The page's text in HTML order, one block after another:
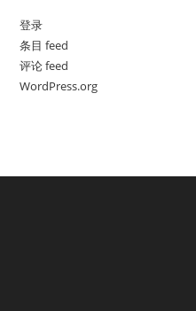
登录
条目 feed
评论 feed
WordPress.org